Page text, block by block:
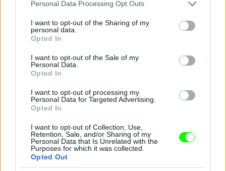
not limited to your visit or usage behaviour. You may click to
grant or deny consent to Google and its third-party tags to
use your data for below specified purposes in below Google
consent section.
Personal Data Processing Opt Outs
I want to opt-out of the Sharing of my
personal data.
Opted In
I want to opt-out of the Sale of my
Personal Data.
Opted In
I want to opt-out of processing my
Personal Data for Targeted Advertising.
Opted In
I want to opt-out of Collection, Use,
Retention, Sale, and/or Sharing of my
Personal Data that Is Unrelated with the
Purposes for which it was collected.
Opted Out